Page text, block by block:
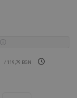
/ 119,79 BGN